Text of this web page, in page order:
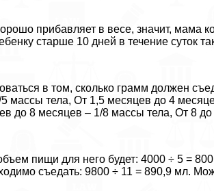
прибавляет в весе, значит, мама
старше 10 дней в течение суток
в том, сколько грамм должен
массы тела, От 1,5 месяцев до 4
до 8 месяцев – 1/8 массы тела, От 8
пищи для него будет: 4000 ÷ 5 =
съедать: 9800 ÷ 11 = 890,9 мл.